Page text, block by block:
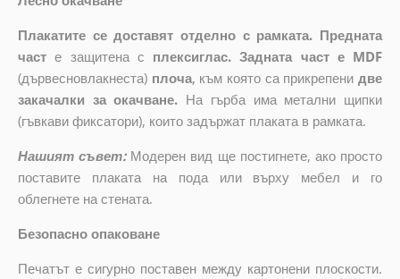
Плакатите се доставят отделно с рамката. Предната
част е защитена с плексиглас. Задната част е MDF
(дървесновлакнеста) плоча, към която са прикрепени две
закачалки за окачване. На гърба има метални щипки
(гъвкави фиксатори), които задържат плаката в рамката.
Нашият съвет: Модерен вид ще постигнете, ако просто
поставите плаката на пода или върху мебел и го
облегнете на стената.
Безопасно опаковане
Печатът е сигурно поставен между картонени плоскости.